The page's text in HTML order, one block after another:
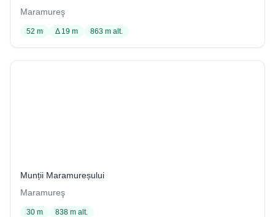
Maramureş
52 m Δ 19 m 863 m alt.
Munții Maramureșului
Maramureş
30 m 838 m alt.